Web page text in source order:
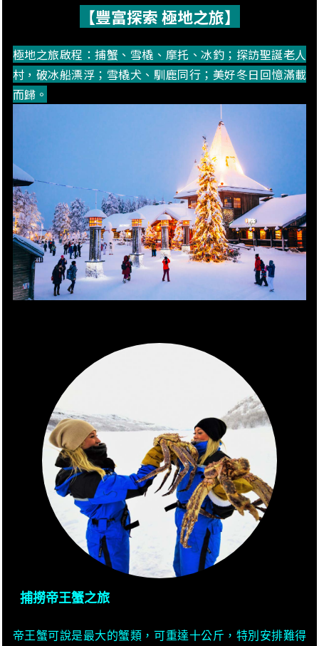
【豐富探索 極地之旅】
極地之旅啟程：捕蟹、雪橇、摩托、冰釣；探訪聖誕老人
村，破冰船漂浮；雪橇犬、馴鹿同行；美好冬日回憶滿載
而歸。
捕撈帝王蟹之旅
帝王蟹可說是最大的蟹類，可重達十公斤，特別安排難得